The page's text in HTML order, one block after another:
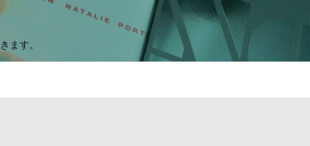
ます。